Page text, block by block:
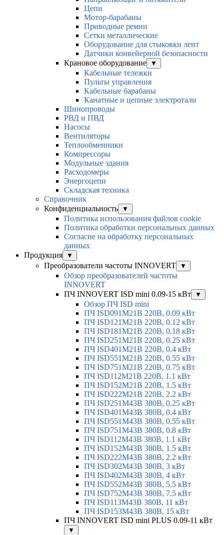
Цепи
Мотор-барабаны
Приводные ремни
Сетки металлические
Оборудование для стыковки лент
Датчики конвейерной безопасности
Крановое оборудование
▼
Кабельные тележки
Пульты управления
Кабельные барабаны
Канатные и цепные электротали
Шинопроводы
РВД и ПВД
Насосы
Вентиляторы
Теплообменники
Компрессоры
Модульные здания
Расходомеры
Энергоцепи
Складская техника
Справочник
Конфиденциальность
▼
Политика использования файлов cookie
Политика обработки персональных данных
Согласие на обработку персональных
данных
Продукция
▼
Преобразователи частоты INNOVERT ▼
Обзор преобразователей частоты
INNOVERT
ПЧ INNOVERT ISD mini 0.09-15 кВт
▼
Обзор ПЧ ISD mini
ПЧ ISD091M21B 220В, 0.09 кВт
ПЧ ISD121M21B 220В, 0.12 кВт
ПЧ ISD181M21B 220В, 0.18 кВт
ПЧ ISD251M21B 220В, 0.25 кВт
ПЧ ISD401M21B 220В, 0.4 кВт
ПЧ ISD551M21B 220В, 0.55 кВт
ПЧ ISD751M21B 220В, 0.75 кВт
ПЧ ISD112M21B 220В, 1.1 кВт
ПЧ ISD152M21B 220В, 1.5 кВт
ПЧ ISD222M21B 220В, 2.2 кВт
ПЧ ISD251M43B 380В, 0.25 кВт
ПЧ ISD401M43B 380В, 0.4 кВт
ПЧ ISD551M43B 380В, 0.55 кВт
ПЧ ISD751M43B 380В, 0.8 кВт
ПЧ ISD112M43B 380В, 1.1 кВт
ПЧ ISD152M43B 380В, 1.5 кВт
ПЧ ISD222M43B 380В, 2.2 кВт
ПЧ ISD302M43B 380В, 3 кВт
ПЧ ISD402M43B 380В, 4 кВт
ПЧ ISD552M43B 380В, 5.5 кВт
ПЧ ISD752M43B 380В, 7.5 кВт
ПЧ ISD113M43B 380В, 11 кВт
ПЧ ISD153M43B 380В, 15 кВт
ПЧ INNOVERT ISD mini PLUS 0.09-11 кВт
▼